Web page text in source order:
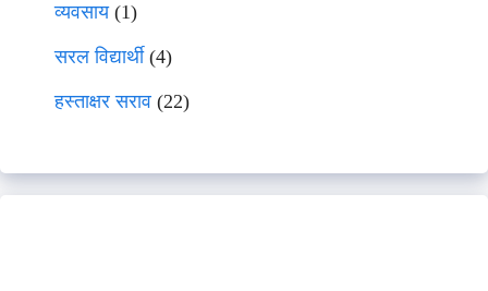
व्यवसाय(1)
सरल विद्यार्थी(4)
हस्ताक्षर सराव (22)